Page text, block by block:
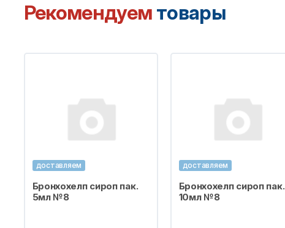
Рекомендуем товары
доставляем
Бронхохелп сироп пак.
5мл №8
доставляем
Бронхохелп сироп пак.
10мл №8